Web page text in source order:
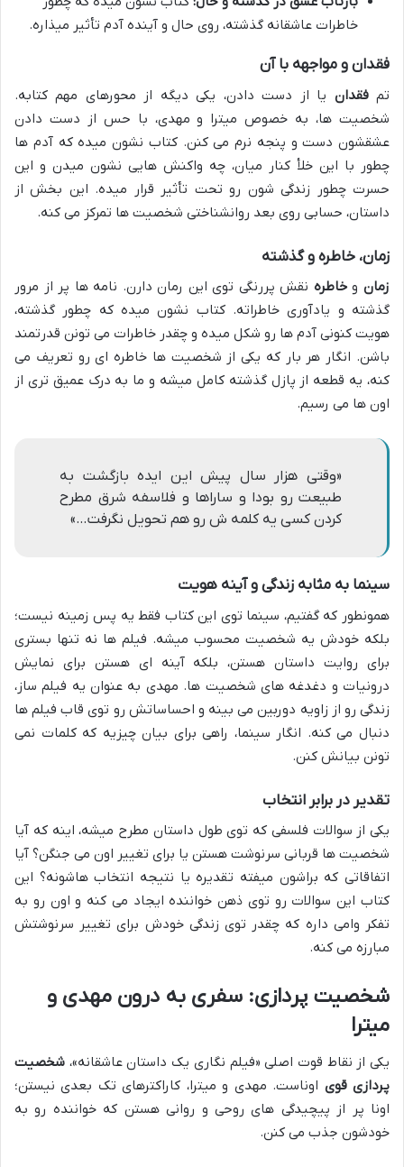
خاطرات عاشقانه گذشته، روی حال و آینده آدم تأثیر میذاره.
فقدان و مواجهه با آن
تمفقدان یا از دست دادن، یکی دیگه از محورهای مهم کتابه.
شخصیت ها، به خصوص میترا و مهدی، با حس از دست دادن
عشقشون دست و پنجه نرم می کنن. کتاب نشون میده که آدم ها
چطور با این خلأ کنار میان، چه واکنش هایی نشون میدن و این
حسرت چطور زندگی شون رو تحت تأثیر قرار میده. این بخش از
داستان، حسابی روی بعد روانشناختی شخصیت ها تمرکز می کنه.
زمان، خاطره و گذشته
زمانوخاطره نقش پررنگی توی این رمان دارن. نامه ها پر از مرور
گذشته و یادآوری خاطراته. کتاب نشون میده که چطور گذشته،
هویت کنونی آدم ها رو شکل میده و چقدر خاطرات می تونن قدرتمند
باشن. انگار هر بار که یکی از شخصیت ها خاطره ای رو تعریف می
کنه، یه قطعه از پازل گذشته کامل میشه و ما به درک عمیق تری از
اون ها می رسیم.
«وقتی هزار سال پیش این ایده بازگشت به
طبیعت رو بودا و ساراها و فلاسفه شرق مطرح
کردن کسی یه کلمه ش رو هم تحویل نگرفت…»
سینما به مثابه زندگی و آینه هویت
همونطور که گفتیم، سینما توی این کتاب فقط یه پس زمینه نیست؛
بلکه خودش یه شخصیت محسوب میشه. فیلم ها نه تنها بستری
برای روایت داستان هستن، بلکه آینه ای هستن برای نمایش
درونیات و دغدغه های شخصیت ها. مهدی به عنوان یه فیلم ساز،
زندگی رو از زاویه دوربین می بینه و احساساتش رو توی قاب فیلم ها
دنبال می کنه. انگار سینما، راهی برای بیان چیزیه که کلمات نمی
تونن بیانش کنن.
تقدیر در برابر انتخاب
یکی از سوالات فلسفی که توی طول داستان مطرح میشه، اینه که آیا
شخصیت ها قربانی سرنوشت هستن یا برای تغییر اون می جنگن؟ آیا
اتفاقاتی که براشون میفته تقدیره یا نتیجه انتخاب هاشونه؟ این
کتاب این سوالات رو توی ذهن خواننده ایجاد می کنه و اون رو به
تفکر وامی داره که چقدر توی زندگی خودش برای تغییر سرنوشتش
مبارزه می کنه.
شخصیت پردازی: سفری به درون مهدی و
میترا
یکی از نقاط قوت اصلی «فیلم نگاری یک داستان عاشقانه»، شخصیت
پردازی قوی اوناست. مهدی و میترا، کاراکترهای تک بعدی نیستن؛
اونا پر از پیچیدگی های روحی و روانی هستن که خواننده رو به
خودشون جذب می کنن.